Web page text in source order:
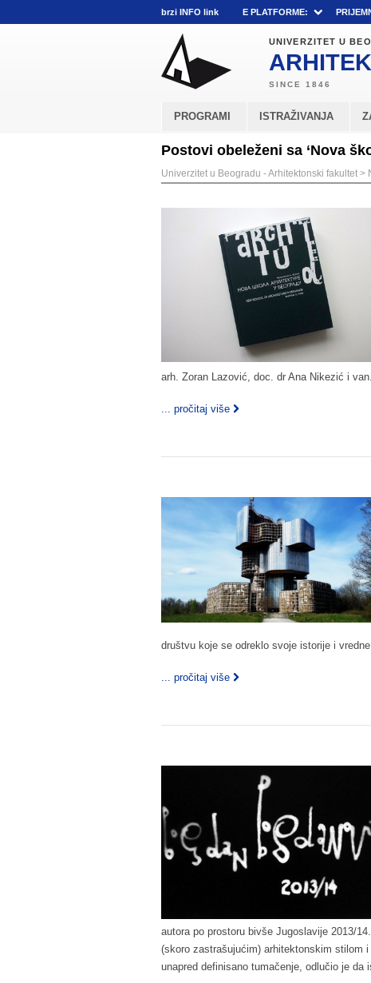
brzi INFO link E PLATFORME:
UNIVERZITET U
PROGRAMI ISTRAŽIVANJA
Postovi obeleženi sa ‘Nova
Univerzitet u Beogradu - Arhitektonski fakultet >
arh. Zoran Lazović, doc. dr Ana Nikezić i
... pročitaj više
društvu koje se odreklo svoje istorije i
... pročitaj više
autora po prostoru bivše Jugoslavije 2013/
(skoro zastrašujućim) arhitektonskim stilom
unapred definisano tumačenje, odlučio je